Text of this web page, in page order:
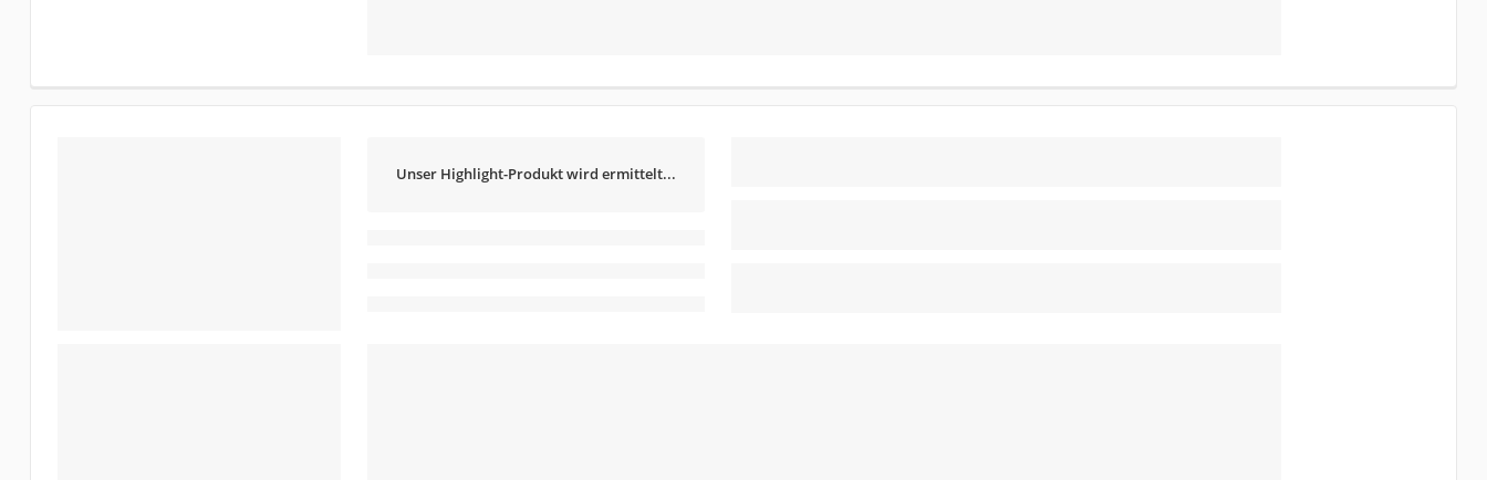
Unser Highlight-Produkt wird ermittelt...